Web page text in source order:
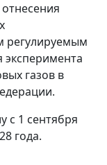
отнесения
регулируемым
эксперимента
газов в
с 1 сентября
года.